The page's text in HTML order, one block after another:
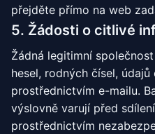
přejděte přímo na web
5. Žádosti o citlivé
Žádná legitimní
hesel, rodných čísel,
prostřednictvím e-mailu.
výslovně varují před
prostřednictvím